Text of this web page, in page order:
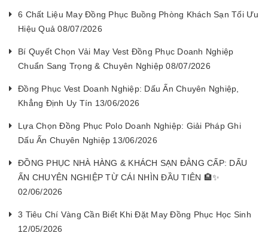
6 Chất Liệu May Đồng Phục Buồng Phòng Khách Sạn Tối Ưu
Hiệu Quả 08/07/2026
Bí Quyết Chọn Vải May Vest Đồng Phục Doanh Nghiệp
Chuẩn Sang Trọng & Chuyên Nghiệp 08/07/2026
Đồng Phục Vest Doanh Nghiệp: Dấu Ấn Chuyên Nghiệp,
Khẳng Định Uy Tín 13/06/2026
Lựa Chọn Đồng Phục Polo Doanh Nghiệp: Giải Pháp Ghi
Dấu Ấn Chuyên Nghiệp 13/06/2026
ĐỒNG PHỤC NHÀ HÀNG & KHÁCH SẠN ĐẲNG CẤP: DẤU
ẤN CHUYÊN NGHIỆP TỪ CÁI NHÌN ĐẦU TIÊN 🏨✨
02/06/2026
3 Tiêu Chí Vàng Cần Biết Khi Đặt May Đồng Phục Học Sinh
12/05/2026